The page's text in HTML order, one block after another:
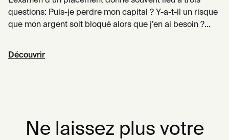
questions: Puis-je perdre mon capital ? Y-a-t-il un risque
que mon argent soit bloqué alors que j’en ai besoin ?
Découvrir
Ne laissez plus votre